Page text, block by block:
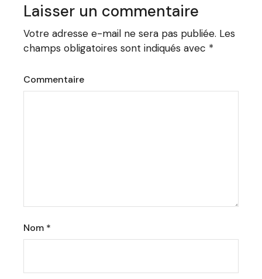
Laisser un commentaire
Votre adresse e-mail ne sera pas publiée. Les
champs obligatoires sont indiqués avec *
Commentaire
Nom *